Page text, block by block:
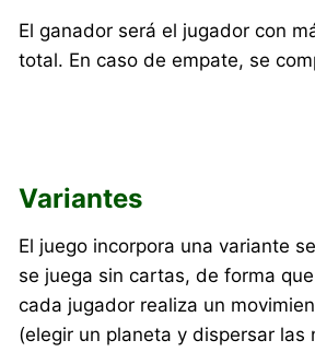
El ganador será el jugador con
total. En caso de empate, se
Variantes
El juego incorpora una variante
se juega sin cartas, de forma
cada jugador realiza un
(elegir un planeta y dispersar las